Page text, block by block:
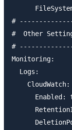
#
#  Other
#
Monitoring:
  Logs:
    CloudWatch:
Enabled: